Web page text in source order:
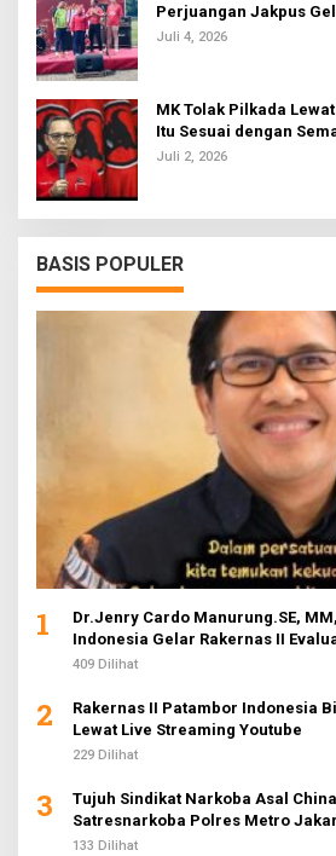
Perjuangan Jakpus
Bola U-20
Juli 4, 2026
MK Tolak Pilkada
Itu Sesuai dengan
Juli 2, 2026
BASIS POPULER
1
Dr.Jenry Cardo Manurung.SE,
Indonesia Gelar Rakernas II
409 Dilihat
2
Rakernas II Patambor Indonesia
Lewat Live Streaming Youtube
229 Dilihat
3
Tujuh Sindikat Narkoba Asal
Satresnarkoba Polres Metro
133 Dilihat